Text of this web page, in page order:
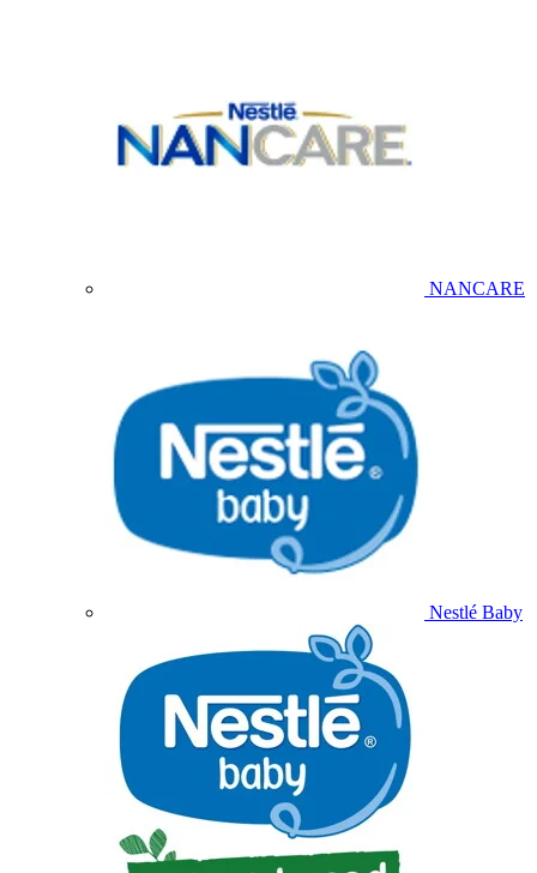
NANCARE
Nestlé Baby